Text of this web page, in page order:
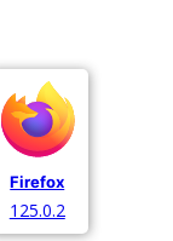
Firefox
125.0.2